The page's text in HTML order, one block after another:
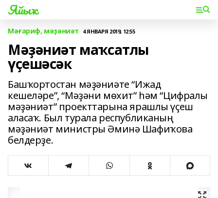
Яйыҡ
Мәғариф, мәҙәниәт 4 ЯНВАРЯ 2019, 12:55
Мәҙәниәт маҡсатлы
үҫешәсәк
Башҡортостан мәҙәниәте “Ижад
кешеләре”, “Мәҙәни мөхит” һәм “Цифралы
мәҙәниәт” проекттарына ярашлы үҫеш
аласаҡ. Был турала республиканың
мәҙәниәт министры Әминә Шафиҡова
белдерҙе.